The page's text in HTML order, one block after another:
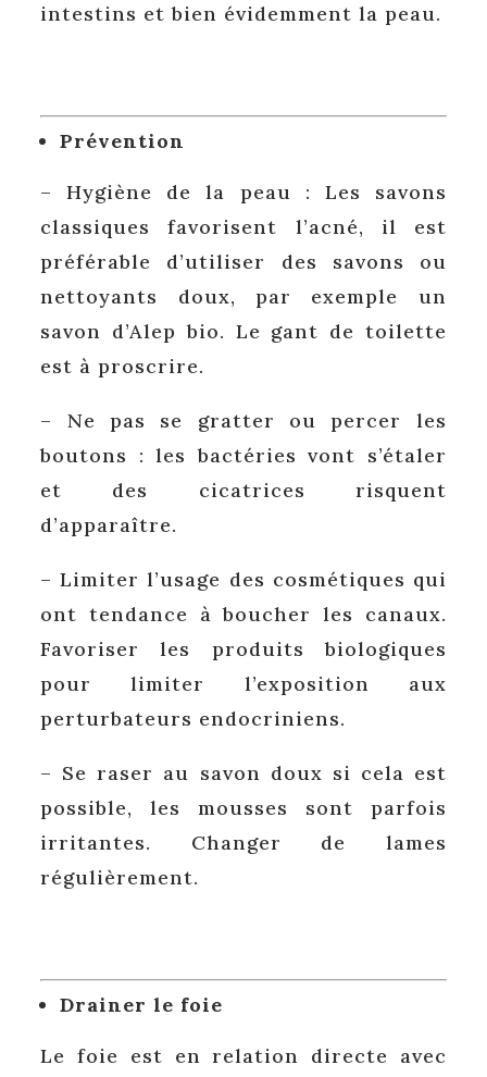
intestins et bien évidemment la peau.
Prévention
– Hygiène de la peau : Les savons
classiques favorisent l’acné, il est
préférable d’utiliser des savons ou
nettoyants doux, par exemple un
savon d’Alep bio. Le gant de toilette
est à proscrire.
– Ne pas se gratter ou percer les
boutons : les bactéries vont s’étaler
et des cicatrices risquent
d’apparaître.
– Limiter l’usage des cosmétiques qui
ont tendance à boucher les canaux.
Favoriser les produits biologiques
pour limiter l’exposition aux
perturbateurs endocriniens.
– Se raser au savon doux si cela est
possible, les mousses sont parfois
irritantes. Changer de lames
régulièrement.
Drainer le foie
Le foie est en relation directe avec